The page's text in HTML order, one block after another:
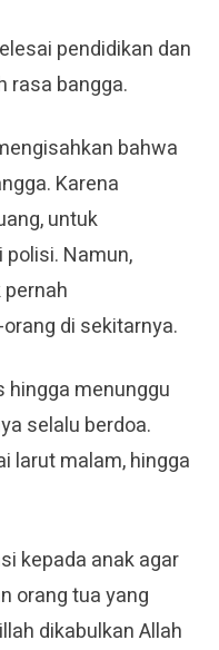
pendidikan dan
rasa bangga.
bahwa
Karena
untuk
Namun,
di sekitarnya.
hingga menunggu
selalu berdoa.
larut malam, hingga
kepada anak agar
orang tua yang
dikabulkan Allah